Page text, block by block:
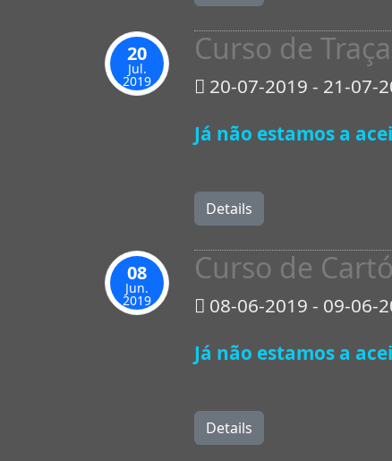
20
Jul.
2019
Curso de
20-07-2019 - 21-07-
Já não estamos a
Details
08
Jun.
2019
Curso de
08-06-2019 - 09-06-
Já não estamos a
Details